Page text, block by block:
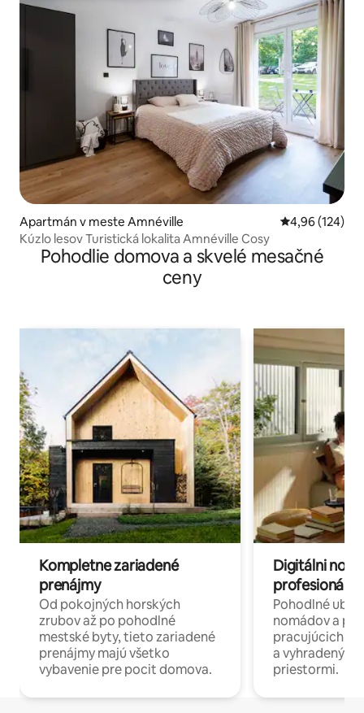
Apartmán v meste Amnéville Priemerné
4,96 (124)
Kúzlo lesov Turistická lokalita Amnéville Cosy
Pohodlie domova a skvelé mesačné
ceny
Kompletne zariadené
prenájmy
Od pokojných horských
zrubov až po pohodlné
mestské byty, tieto zariadené
prenájmy majú všetko
vybavenie pre pocit domova.
Digitálni
profesionáli
Pohodlné
nomádov a
pracujúcich
a
priestormi.